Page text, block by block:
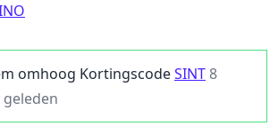
omhoog KortingscodeSINT8